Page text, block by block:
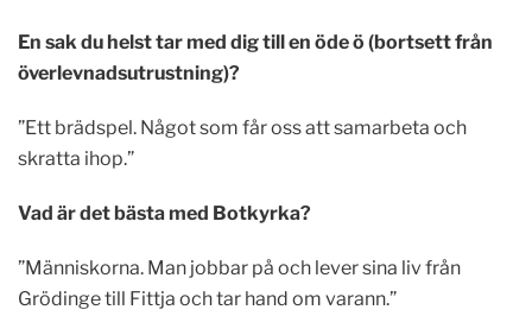
En sak du helst tar med dig till en öde ö (bortsett från
överlevnadsutrustning)?
”Ett brädspel. Något som får oss att samarbeta och
skratta ihop.”
Vad är det bästa med Botkyrka?
”Människorna. Man jobbar på och lever sina liv från
Grödinge till Fittja och tar hand om varann.”